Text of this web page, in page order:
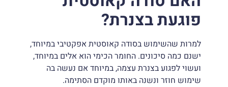
פוגעת בצנרת?
למרות שהשימוש בסודה קאוסטית אפקטיבי במיוחד,
ישנם כמה סיכונים. החומר הכימי הוא אלים במיוחד,
ועשוי לפגוע בצנרת עצמה, במיוחד אם נעשה בה
שימוש חוזר ונשנה באותו מוקדם הסתימה.